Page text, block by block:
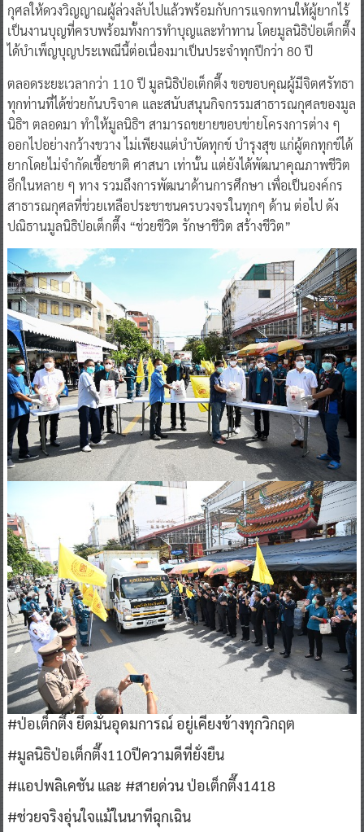
กุศลให้ดวงวิญญาณผู้ล่วงลับไปแล้วพร้อมกับการแจกทานให้ผู้ยากไร้
เป็นงานบุญที่ครบพร้อมทั้งการทำบุญและทำทาน โดยมูลนิธิป่อเต็กตึ๊ง
ได้บำเพ็ญบุญประเพณีนี้ต่อเนื่องมาเป็นประจำทุกปีกว่า 80 ปี
ตลอดระยะเวลากว่า 110 ปี มูลนิธิป่อเต็กตึ๊ง ขอขอบคุณผู้มีจิตศรัทธา
ทุกท่านที่ได้ช่วยกันบริจาค และสนับสนุนกิจกรรมสาธารณกุศลของมูล
นิธิฯ ตลอดมา ทำให้มูลนิธิฯ สามารถขยายขอบข่ายโครงการต่าง ๆ
ออกไปอย่างกว้างขวาง ไม่เพียงแต่บำบัดทุกข์ บำรุงสุข แก่ผู้ตกทุกข์ได้
ยากโดยไม่จำกัดเชื้อชาติ ศาสนา เท่านั้น แต่ยังได้พัฒนาคุณภาพชีวิต
อีกในหลาย ๆ ทาง รวมถึงการพัฒนาด้านการศึกษา เพื่อเป็นองค์กร
สาธารณกุศลที่ช่วยเหลือประชาชนครบวงจรในทุกๆ ด้าน ต่อไป ดัง
ปณิธานมูลนิธิป่อเต็กตึ๊ง “ช่วยชีวิต รักษาชีวิต สร้างชีวิต”
#ป่อเต็กตึ๊ง ยึดมั่นอุดมการณ์ อยู่เคียงข้างทุกวิกฤต
#มูลนิธิป่อเต็กตึ๊ง110ปีความดีที่ยั่งยืน
#แอปพลิเคชัน และ #สายด่วน ป่อเต็กตึ๊ง1418
#ช่วยจริงอุ่นใจแม้ในนาทีฉุกเฉิน